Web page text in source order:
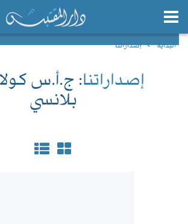
البداية إصداراتنا
إصداراتنا: ج.أ.س
بلانسي